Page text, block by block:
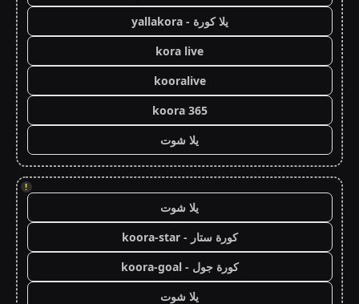
يلا كورة - yallakora
kora live
kooralive
koora 365
يلا شوت
!
يلا شوت
كورة ستار - koora-star
كورة جول - koora-goal
يلا شوت